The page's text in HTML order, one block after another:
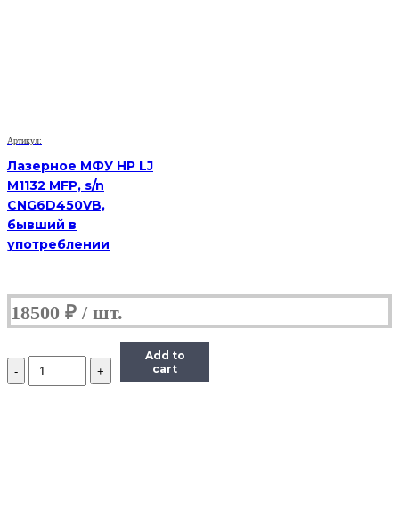
Артикул:
Лазерное МФУ HP LJ
M1132 MFP, s/n
CNG6D450VB,
бывший в
употреблении
18500 ₽
Количество
МФУ
Add to
cart